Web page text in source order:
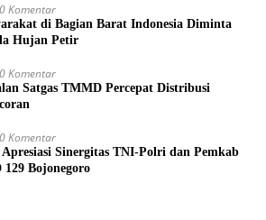
0 Komentar
di Bagian Barat Indonesia Diminta
Hujan Petir
0 Komentar
Satgas TMMD Percepat Distribusi
0 Komentar
Apresiasi Sinergitas TNI-Polri dan Pemkab
Bojonegoro